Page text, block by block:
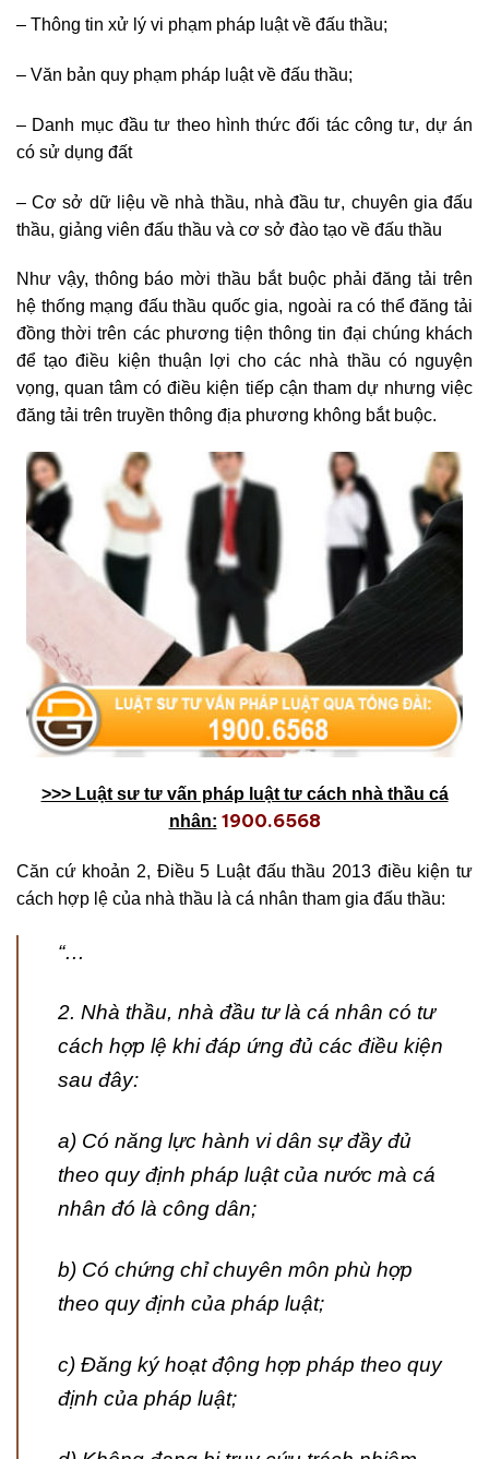
– Thông tin xử lý vi phạm pháp luật về đấu thầu;
– Văn bản quy phạm pháp luật về đấu thầu;
– Danh mục đầu tư theo hình thức đối tác công tư, dự án
có sử dụng đất
– Cơ sở dữ liệu về nhà thầu, nhà đầu tư, chuyên gia đấu
thầu, giảng viên đấu thầu và cơ sở đào tạo về đấu thầu
Như vậy, thông báo mời thầu bắt buộc phải đăng tải trên
hệ thống mạng đấu thầu quốc gia, ngoài ra có thể đăng tải
đồng thời trên các phương tiện thông tin đại chúng khách
để tạo điều kiện thuận lợi cho các nhà thầu có nguyện
vọng, quan tâm có điều kiện tiếp cận tham dự nhưng việc
đăng tải trên truyền thông địa phương không bắt buộc.
>>> Luật sư tư vấn pháp luật tư cách nhà thầu cá
nhân: 1900.6568
Căn cứ khoản 2, Điều 5 Luật đấu thầu 2013 điều kiện tư
cách hợp lệ của nhà thầu là cá nhân tham gia đấu thầu:
“…
2. Nhà thầu, nhà đầu tư là cá nhân có tư
cách hợp lệ khi đáp ứng đủ các điều kiện
sau đây:
a) Có năng lực hành vi dân sự đầy đủ
theo quy định pháp luật của nước mà cá
nhân đó là công dân;
b) Có chứng chỉ chuyên môn phù hợp
theo quy định của pháp luật;
c) Đăng ký hoạt động hợp pháp theo quy
định của pháp luật;